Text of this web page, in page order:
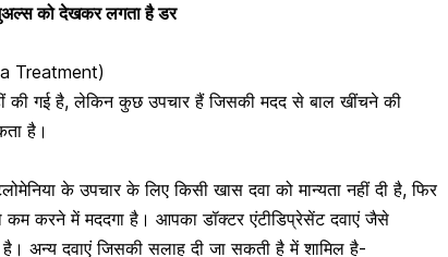
को देखकर लगता है डर
Treatment)
की गई है, लेकिन कुछ उपचार हैं जिसकी मदद से बाल खींचने की
है।
के उपचार के लिए किसी खास दवा को मान्यता नहीं दी है, फिर
कम करने में मददगा है। आपकाडॉक्टर एंटीडिप्रेसेंट दवाएंजैसे
अन्य दवाएं जिसकी सलाह दी जा सकती है में शामिल है-